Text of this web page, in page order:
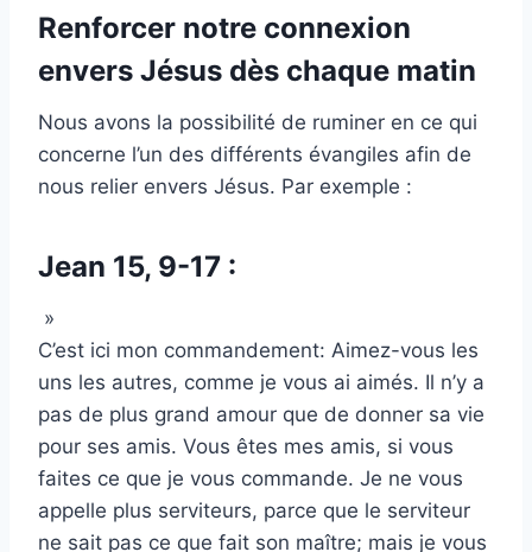
Renforcer notre connexion
envers Jésus dès chaque matin
Nous avons la possibilité de ruminer en ce qui
concerne l’un des différents évangiles afin de
nous relier envers Jésus. Par exemple :
Jean 15, 9-17 :
»
C’est ici mon commandement: Aimez-vous les
uns les autres, comme je vous ai aimés. Il n’y a
pas de plus grand amour que de donner sa vie
pour ses amis. Vous êtes mes amis, si vous
faites ce que je vous commande. Je ne vous
appelle plus serviteurs, parce que le serviteur
ne sait pas ce que fait son maître; mais je vous